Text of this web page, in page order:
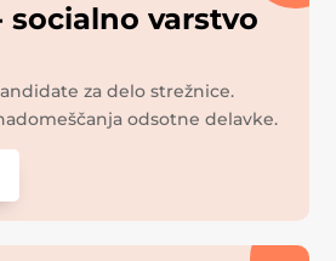
socialno varstvo
za delo strežnice.
odsotne delavke.